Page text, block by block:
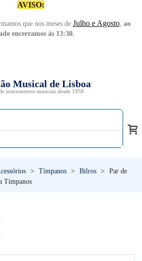
AVISO:
que nos meses de Julho e Agosto, ao
encerramos às 13:30.
Musical de Lisboa
instrumentos musicais desde 1958
> Tímpanos > Bilros >
Par de
Tímpanos